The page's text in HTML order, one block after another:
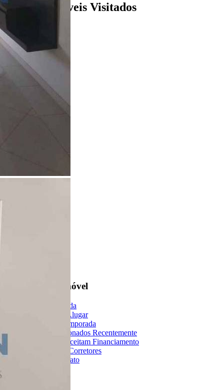
Últimos Imóveis Visitados
venda
Ver Detalhes
R$ 1.400.000
Casa em Condomínio
Jardim Marabá
Encontre um Imóvel
Imóveis à Venda
Imóveis para Alugar
Imóveis de Temporada
Imóveis Adicionados Recentemente
Imóveis que Aceitam Financiamento
Imobiliárias e Corretores
Entre em Contato